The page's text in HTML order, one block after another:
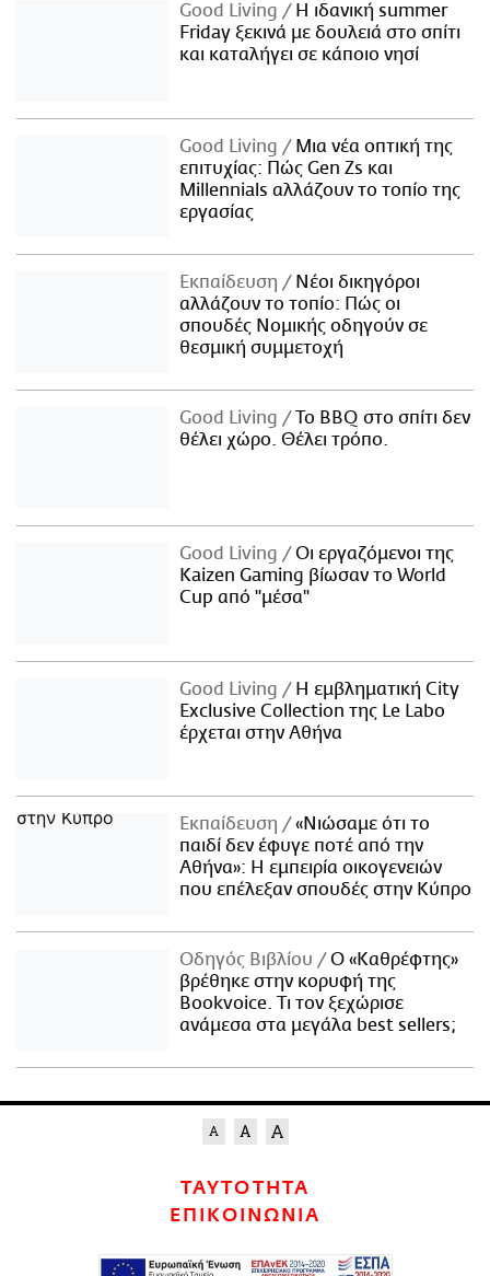
Good Living
Η ιδανική summer
Friday ξεκινά με δουλειά στο σπίτι
και καταλήγει σε κάποιο νησί
Good Living
Μια νέα οπτική της
επιτυχίας: Πώς Gen Zs και
Millennials αλλάζουν το τοπίο της
εργασίας
Εκπαίδευση
Νέοι δικηγόροι
αλλάζουν το τοπίο: Πώς οι
σπουδές Νομικής οδηγούν σε
θεσμική συμμετοχή
Good Living
Το BBQ στο σπίτι δεν
θέλει χώρο. Θέλει τρόπο.
Good Living
Οι εργαζόμενοι της
Kaizen Gaming βίωσαν το World
Cup από "μέσα"
Good Living
Η εμβληματική City
Exclusive Collection της Le Labo
έρχεται στην Αθήνα
Εκπαίδευση
«Νιώσαμε ότι το
παιδί δεν έφυγε ποτέ από την
Αθήνα»: Η εμπειρία οικογενειών
που επέλεξαν σπουδές στην Κύπρο
Οδηγός Βιβλίου
Ο «Καθρέφτης»
βρέθηκε στην κορυφή της
Bookvoice. Τι τον ξεχώρισε
ανάμεσα στα μεγάλα best sellers;
ΤΑΥΤΟΤΗΤΑ
ΕΠΙΚΟΙΝΩΝΙΑ